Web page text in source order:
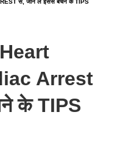
से, जान लें इससे बचने के TIPS
Heart
Arrest
के TIPS